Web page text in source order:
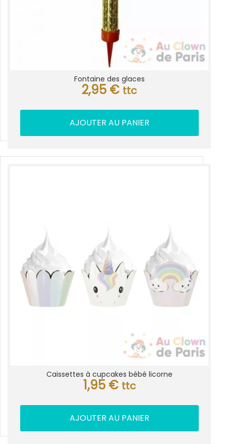
Fontaine des glaces
2,95 € ttc
AJOUTER AU PANIER
Caissettes à cupcakes bébé licorne
1,95 € ttc
AJOUTER AU PANIER